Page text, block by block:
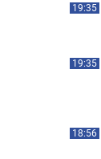
19:35
19:35
18:56